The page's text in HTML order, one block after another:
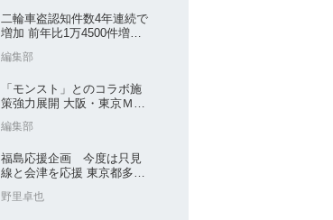
二輪車盗認知件数4年連続で
増加 前年比1万4500件増／
編集部
「モンスト」とのコラボ施
策強力展開 大阪・東京ＭＣ
編集部
福島応援企画 今度は只見
線と会津を応援 東京都多摩
野里卓也